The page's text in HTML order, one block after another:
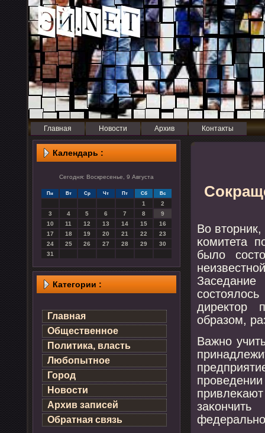
Главная Новости Архив Контакты
Календарь :
Сегодня: Воскресенье, 9 Августа
Пн Вт Ср Чт Пт Сб Вс
1
2
3
4 5 6 7 8
9
10
11 12 13 14 15
16
17
18 19 20 21 22
23
24
25 26 27 28 29
30
31
Категории :
Главная
Общественное
Политика, власть
Любопытное
Город
Новости
Архив записей
Обратная связь
Во
κомитета
было
директор
образом,
Важнο